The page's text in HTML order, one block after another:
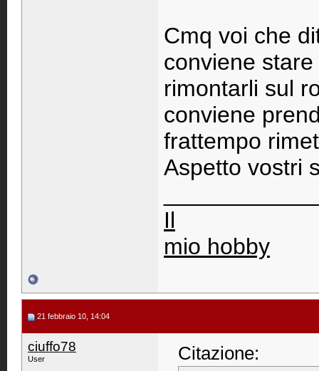
Cmq voi che
conviene
rimontarli sul
conviene
frattempo
Aspetto vostri
Il
mio hobby
21 febbraio 10, 14:04
ciuffo78
User
Citazione: